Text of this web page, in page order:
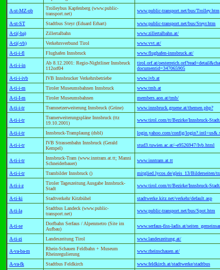
A-st-MZ-ob
Trolleybus Kapfenberg (www.public-
transport.net)
www.public-transport.net/bus/Trolley.htm
A-st-ST Stadtbus Steyr (Eduard Erhart)
www.public-transport.net/bus/Steyr.htm
A-ti(-ba)
Zillertalbahn
www.zillertalbahn.at/
A-ti(-vb)
Verkehrsverbund Tirol
www.vvt.at/
A-ti-i-fl
Flughafen Innsbruck www.flughafen-innsbruck.at/
A-ti-i-in
Ab 8.12.2001: Regio-Nightliner Innsbruck
112orf04
tirol.orf.at/
documentid=347065905
A-ti-i-ivb
IVB Innsbrucker Verkehrsbetriebe
www.ivb.at
A-ti-i-m
Tiroler Museumsbahnen Innsbruck
www.tmb.at
A-ti-I-m
Tiroler Museumsbahnen
members.aon.at/tmb/
A-ti-i-tr
Tramnetzerweiterung Innsbruck (Grüne) www.innsbruck.gruene.at/themen.php?
A-ti-i-tr
Tramerweiterungspläne Innsbruck (ttz
19.10.2001)
www.tirol.com/tt/Bezirke/Innsbruck-
A-ti-i-tr Innsbruck-Tramplaung (dsbl) login.yahoo.com/config/
A-ti-i-tr
IVB Strassenbahn Innsbruck (Gerald
Kempel)
stud3.tuwien.ac.at/~e9526947/Ivb.html
A-ti-i-tr
Innsbruck-Tram (www.inntram.at.tt; Manni
Schneiderbauer)
www.inntram.at.tt
A-ti-i-tr Trambilder Innsbruck () mitglied.lycos.de/gleis_13/Bilderseiten/
A-ti-i-z
Tiroler Tageszeitung Ausgabe Innsbruck-
Stadt
www.tirol.com/tt/Bezirke/Innsbruck-
A-ti-ki Stadtverkehr Kitzbühel stadtwerke.kitz.net/verkehr/default.asp
A-ti-la
Stadtbus Landeck (www.public-
transport.net)
www.public-transport.net/bus/Spot.htm
A-ti-se
Dorfbahn Serfaus / Alpenmetro (Site im
Aufbau)
www.serfaus-fiss-ladis.at/
A-ti-zi Landeszeitung Tirol www.landeszeitung.at/
A-va-ba-m
Rhein-Schauen Feldbahn + Museum
Rheinregulierung
www.rheinschauen.at/
A-va-fk Stadtbus Feldkirch
www.feldkirch.at/stadtwerke/stadtbus